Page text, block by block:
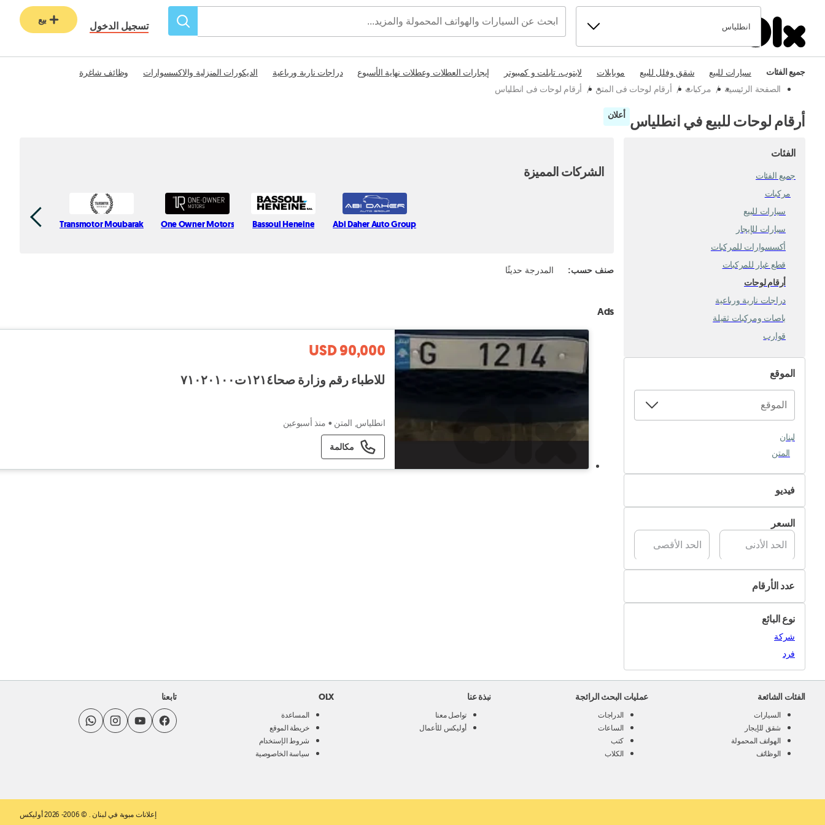
انطلياس تسجيل الدخول
بيع
جميع الفئات سيارات للبيع شقق وفلل للبيع موبايلات لابتوب، تابلت و كمبيوتر إيجارات العطلات وعطلات نهاية الأسبوع دراجات نارية ورباعية الديكورات المنزلية والاكسسوارات
وظائف شاغرة
الصفحة الرئيسية / مركبات / أرقام لوحات فى المتن / أرقام لوحات فى انطلياس
أرقام لوحات للبيع في انطلياس أعلان
الفئات
جميع الفئات
مركبات
سيارات للبيع
سيارات للإيجار
أكسسوارات للمركبات
قطع غيار للمركبات
أرقام لوحات
دراجات نارية ورباعية
باصات ومركبات ثقيلة
قوارب
الموقع
لبنان
المتن
فيديو
غير متوفر
متوفرالسعر
عدد الأرقام
3
4
5
7
نوع البائع
شركة
فرد
الشركات المميزة
Transmotor Moubarak One Owner Motors Bassoul Heneine Abi Daher Auto Group
صنف حسب: المدرجة حديثًا
Ads
USD 90,000
للاطباء رقم وزارة صحا١٢١٤ت٧١٠٢٠١٠٠
انطلياس, المتن • منذ أسبوعين
مكالمة
الفئات الشائعة
السيارات
شقق للإيجار
الهواتف المحمولة
الوظائف
عمليات البحث الرائجة
الدراجات
الساعات
كتب
الكلاب
نبذة عنا
تواصل معنا
أوليكس للأعمال
OLX
المساعدة
خريطة الموقع
شروط الإستخدام
سياسة الخاصوصية
تابعنا
إعلانات مبوبة في لبنان . © 2006- 2026 أوليكس